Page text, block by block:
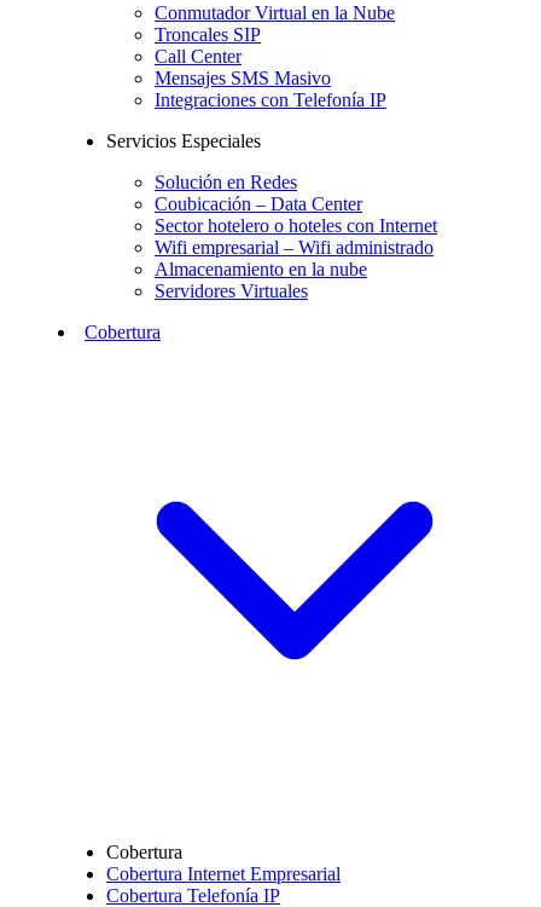
Conmutador Virtual en la Nube
Troncales SIP
Call Center
Mensajes SMS Masivo
Integraciones con Telefonía IP
Servicios Especiales
Solución en Redes
Coubicación – Data Center
Sector hotelero o hoteles con Internet
Wifi empresarial – Wifi administrado
Almacenamiento en la nube
Servidores Virtuales
Cobertura
Cobertura
Cobertura Internet Empresarial
Cobertura Telefonía IP